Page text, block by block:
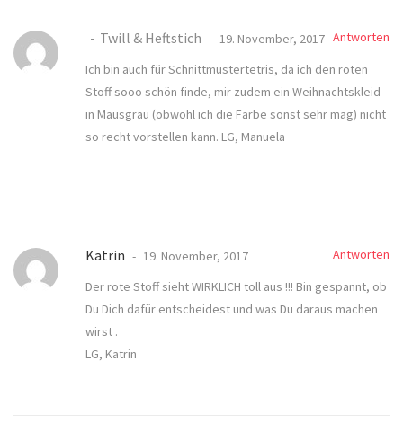
Twill & Heftstich 19. November, 2017 Antworten
Ich bin auch für Schnittmustertetris, da ich den roten
Stoff sooo schön finde, mir zudem ein Weihnachtskleid
in Mausgrau (obwohl ich die Farbe sonst sehr mag) nicht
so recht vorstellen kann. LG, Manuela
Katrin 19. November, 2017
Antworten
Der rote Stoff sieht WIRKLICH toll aus !!! Bin gespannt, ob
Du Dich dafür entscheidest und was Du daraus machen
wirst .
LG, Katrin